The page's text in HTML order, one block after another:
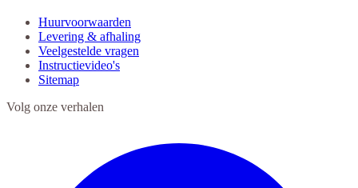
Huurvoorwaarden
Levering & afhaling
Veelgestelde vragen
Instructievideo's
Sitemap
Volg onze verhalen